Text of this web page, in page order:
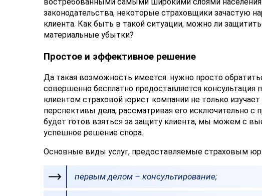
законодательства, некоторые страховщики зачастую
клиента. Как быть в такой ситуации, можно ли
материальные убытки?
Простое и эффективное решение
Да такая возможность имеется: нужно просто
совершенно бесплатно предоставляется
клиентом страховой юрист компании не только
перспективы дела, рассматривая его исключительно с
будет готов взяться за защиту клиента, мы можем с
успешное решение спора.
Основные виды услуг, предоставляемые страховым
первым делом – консультирование;